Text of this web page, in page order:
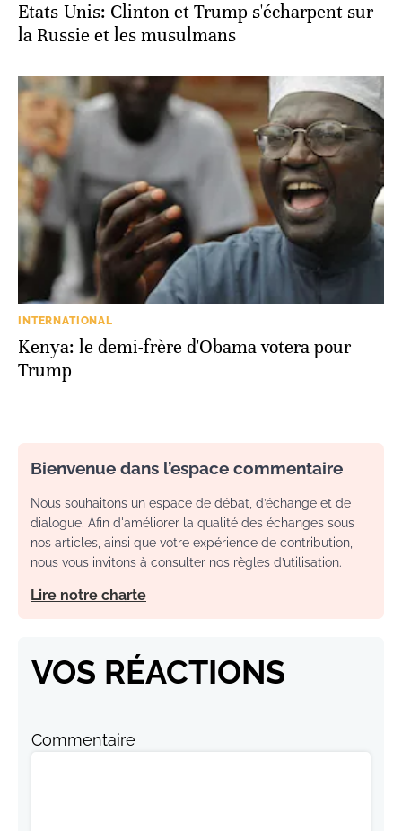
Etats-Unis: Clinton et Trump s'écharpent sur
la Russie et les musulmans
INTERNATIONAL
Kenya: le demi-frère d'Obama votera pour
Trump
Bienvenue dans l’espace commentaire
Nous souhaitons un espace de débat, d’échange et de
dialogue. Afin d'améliorer la qualité des échanges sous
nos articles, ainsi que votre expérience de contribution,
nous vous invitons à consulter nos règles d’utilisation.
Lire notre charte
VOS RÉACTIONS
Commentaire